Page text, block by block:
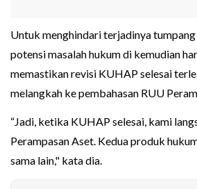
Untuk menghindari terjadinya
potensi masalah hukum di kemudian
memastikan revisi KUHAP selesai
melangkah ke pembahasan RUU
“Jadi, ketika KUHAP selesai, kami
Perampasan Aset. Kedua produk
sama lain," kata dia.